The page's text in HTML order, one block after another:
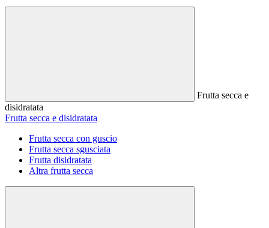
Frutta secca e
disidratata
Frutta secca e disidratata
Frutta secca con guscio
Frutta secca sgusciata
Frutta disidratata
Altra frutta secca